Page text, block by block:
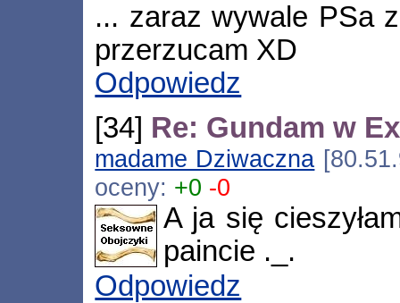
... zaraz wywale PSa
przerzucam XD
Odpowiedz
[34] Re: Gundam w
madame Dziwaczna
oceny: +0 -0
A ja się
paincie ._.
Odpowiedz